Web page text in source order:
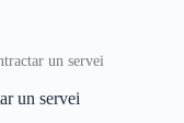
un servei
un servei